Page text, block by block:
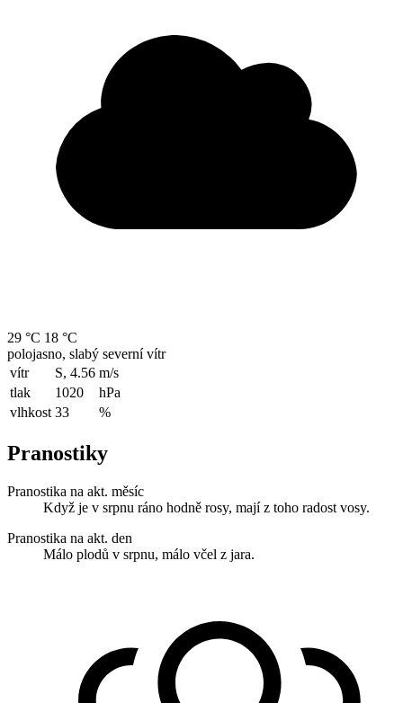
29 °C 18 °C
polojasno, slabý severní vítr
vítr
S, 4.56 m/s
tlak
1020
hPa
vlhkost 33 %
Pranostiky
Pranostika na akt. měsíc
Když je v srpnu ráno hodně rosy, mají z toho radost vosy.
Pranostika na akt. den
Málo plodů v srpnu, málo včel z jara.